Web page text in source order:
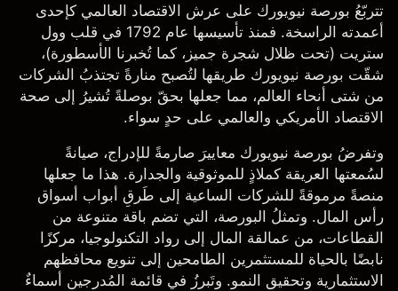
تتربّعُ بورصة نيويورك على عرش الاقتصاد العالمي كإحدى
أعمدته الراسخة. فمنذ تأسيسها عام 1792 في قلب وول
ستريت (تحت ظلال شجرة جميز، كما تُخبرنا الأسطورة)،
شقّت بورصة نيويورك طريقها لتُصبح منارةً تجتذبُ الشركات
من شتى أنحاء العالم، مما جعلها بحقّ بوصلةً تُشيرُ إلى صحة
الاقتصاد الأمريكي والعالمي على حدٍ سواء.
وتفرضُ بورصة نيويورك معاييرَ صارمةً للإدراج، صيانةً
لسُمعتها العريقة كملاذٍ للموثوقية والجدارة. هذا ما جعلها
منصةً مرموقةً للشركات الساعية إلى طَرقِ أبواب أسواق
رأس المال. وتمثلُ البورصة، التي تضم باقة متنوعة من
القطاعات، من عمالقة المال إلى رواد التكنولوجيا، مركزًا
نابضًا بالحياة للمستثمرين الطامحين إلى تنويع محافظهم
الاستثمارية وتحقيق النمو. وتَبرزُ في قائمة المُدرجين أسماءٌ